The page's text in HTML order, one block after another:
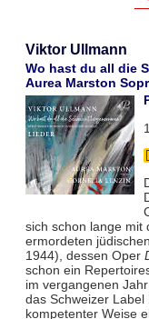
Viktor Ullmann
Wo hast du all die
Aurea Marston
sich schon lange mit
ermordeten
1944), dessen Oper
schon ein
im vergangenen
das Schweizer
kompetenter Weise